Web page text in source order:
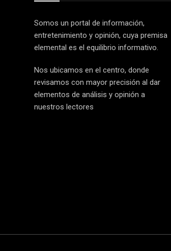
Somos un portal de información,
entretenimiento y opinión, cuya premisa
elemental es el equilibrio informativo.
Nos ubicamos en el centro, donde
revisamos con mayor precisión al dar
elementos de análisis y opinión a
nuestros lectores